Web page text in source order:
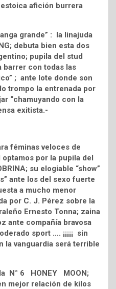
afición burrera
grande” : la linajuda
debuta bien esta dos
pupila del stud
barrer con todas las
; ante lote donde son
trompo la entrenada por
“chamuyando con la
exitista.-
féminas veloces de
por la pupila del
su elogiable “show”
ante los del sexo fuerte
a mucho menor
por C. J. Pérez sobre la
Ernesto Tonna; zaina
ante compañía bravosa
sport …. ¡¡¡¡¡ sin
la vanguardia será terrible
N° 6 HONEY MOON;
mejor relación de kilos